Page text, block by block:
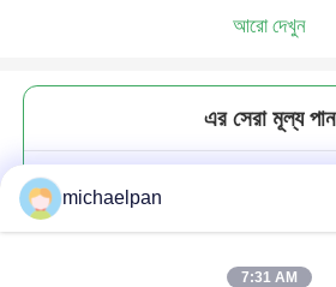
আরো দেখুন
এর সেরা মূল্য পান
michaelpan
7:31 AM